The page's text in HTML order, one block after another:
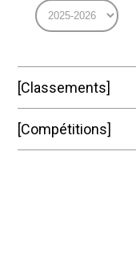
Classements
Compétitions